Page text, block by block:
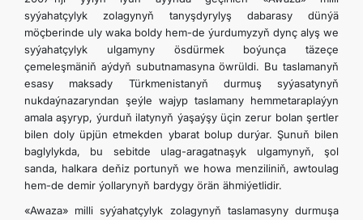
NEUTRALIDAD PERMANENTE
TRANSPORTE SOSTENIBLE
CONTÁCTANOS
syýahatçylyk zolagynyň tanyşdyrylyş dabarasy dünýä
möçberinde uly waka boldy hem-de ýurdumyzyň dynç alyş we
syýahatçylyk ulgamyny ösdürmek boýunça täzeçe
çemeleşmäniň aýdyň subutnamasyna öwrüldi. Bu taslamanyň
esasy maksady Türkmenistanyň durmuş syýasatynyň
nukdaýnazaryndan şeýle wajyp taslamany hemmetaraplaýyn
amala aşyryp, ýurduň ilatynyň ýaşaýşy üçin zerur bolan şertler
bilen doly üpjün etmekden ybarat bolup durýar. Şunuň bilen
baglylykda, bu sebitde ulag-aragatnaşyk ulgamynyň, şol
sanda, halkara deňiz portunyň we howa menziliniň, awtoulag
hem-de demir ýollarynyň bardygy örän ähmiýetlidir.
«Awaza» milli syýahatçylyk zolagynyň taslamasyny durmuşa